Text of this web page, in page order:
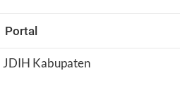
Portal
JDIH Kabupaten